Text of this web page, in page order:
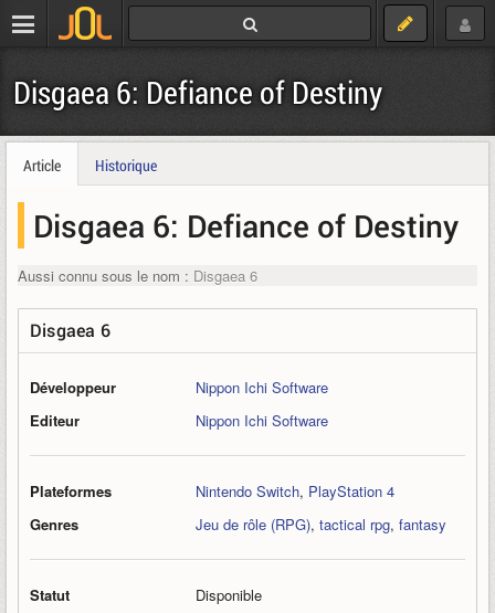
Disgaea 6: Defiance of Destiny
Article Historique
Disgaea 6: Defiance of Destiny
Aussi connu sous le nom : Disgaea 6
Disgaea 6
Développeur
Nippon Ichi Software
Editeur
Nippon Ichi Software
Plateformes Nintendo Switch, PlayStation 4
Genres
Jeu de rôle (RPG), tactical rpg, fantasy
Statut
Disponible